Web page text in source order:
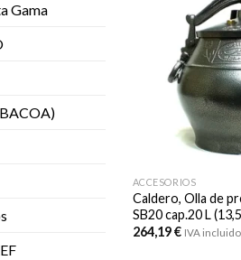
Gama
ACCESORIOS
Caldero, Olla de
SB20 cap.20 L
264,19€ IVA incluido